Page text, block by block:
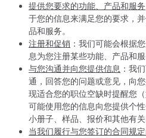
提供您要求的功能、产品和服务
于您的信息来满足您的要求，
品和服务。
注册和促销 ：我们可能会根据
息为您注册某些功能、产品和服
与您沟通并向您提供信息 ：我
通，回答您的问题或意见，向
现适合您的职位空缺时提醒您
可能使用您的信息向您提供个
小册子、样品、报价和其他有
当我们履行与您签订的合同规